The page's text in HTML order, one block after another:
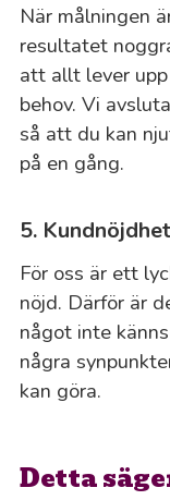
När målningen
resultatet
att allt lever
behov. Vi
så att du kan
på en gång.
5. Kundnöjdhet
För oss är ett
nöjd. Därför är
något inte
några
kan göra.
Detta